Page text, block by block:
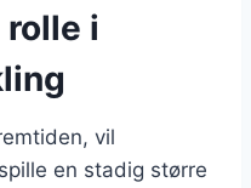
i
vil
en stadig større